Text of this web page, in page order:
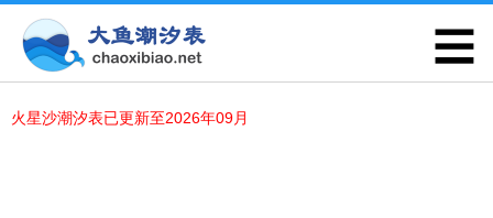
火星沙潮汐表已更新至2026年09月